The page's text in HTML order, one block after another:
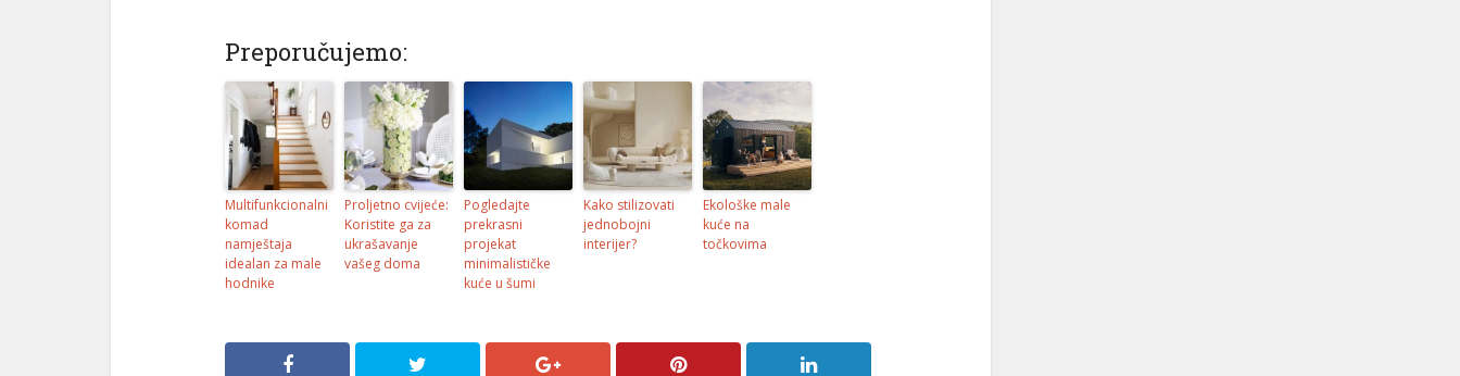
Preporučujemo:
Multifunkcionalni
komad
namještaja
idealan za male
hodnike
Proljetno cvijeće:
Koristite ga za
ukrašavanje
vašeg doma
Pogledajte
prekrasni
projekat
minimalističke
kuće u šumi
Kako stilizovati
jednobojni
interijer?
Ekološke male
kuće na
točkovima